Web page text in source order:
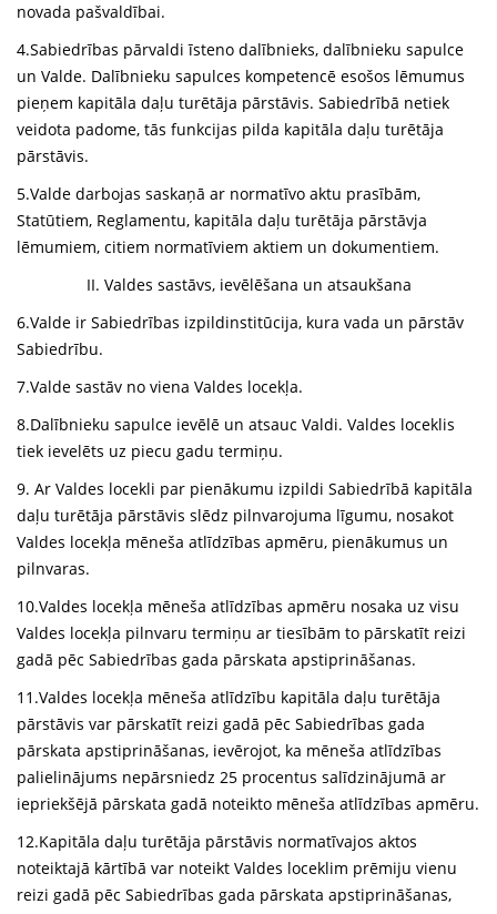
novada pašvaldībai.
4.Sabiedrības pārvaldi īsteno dalībnieks, dalībnieku sapulce
un Valde. Dalībnieku sapulces kompetencē esošos lēmumus
pieņem kapitāla daļu turētāja pārstāvis. Sabiedrībā netiek
veidota padome, tās funkcijas pilda kapitāla daļu turētāja
pārstāvis.
5.Valde darbojas saskaņā ar normatīvo aktu prasībām,
Statūtiem, Reglamentu, kapitāla daļu turētāja pārstāvja
lēmumiem, citiem normatīviem aktiem un dokumentiem.
II. Valdes sastāvs, ievēlēšana un atsaukšana
6.Valde ir Sabiedrības izpildinstitūcija, kura vada un pārstāv
Sabiedrību.
7.Valde sastāv no viena Valdes locekļa.
8.Dalībnieku sapulce ievēlē un atsauc Valdi. Valdes loceklis
tiek ievelēts uz piecu gadu termiņu.
9. Ar Valdes locekli par pienākumu izpildi Sabiedrībā kapitāla
daļu turētāja pārstāvis slēdz pilnvarojuma līgumu, nosakot
Valdes locekļa mēneša atlīdzības apmēru, pienākumus un
pilnvaras.
10.Valdes locekļa mēneša atlīdzības apmēru nosaka uz visu
Valdes locekļa pilnvaru termiņu ar tiesībām to pārskatīt reizi
gadā pēc Sabiedrības gada pārskata apstiprināšanas.
11.Valdes locekļa mēneša atlīdzību kapitāla daļu turētāja
pārstāvis var pārskatīt reizi gadā pēc Sabiedrības gada
pārskata apstiprināšanas, ievērojot, ka mēneša atlīdzības
palielinājums nepārsniedz 25 procentus salīdzinājumā ar
iepriekšējā pārskata gadā noteikto mēneša atlīdzības apmēru.
12.Kapitāla daļu turētāja pārstāvis normatīvajos aktos
noteiktajā kārtībā var noteikt Valdes loceklim prēmiju vienu
reizi gadā pēc Sabiedrības gada pārskata apstiprināšanas,